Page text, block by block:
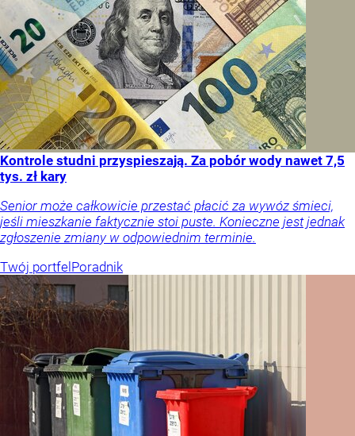
Kontrole studni przyspieszają. Za pobór wody nawet 7,5
tys. zł kary
Senior może całkowicie przestać płacić za wywóz śmieci,
jeśli mieszkanie faktycznie stoi puste. Konieczne jest jednak
zgłoszenie zmiany w odpowiednim terminie.
Twój portfelPoradnik